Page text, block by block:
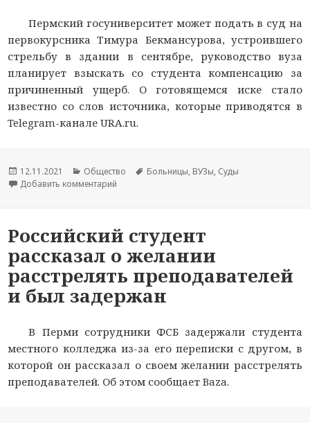
Пермский госуниверситет может подать в суд на
первокурсника Тимура Бекмансурова, устроившего
стрельбу в здании в сентябре, руководство вуза
планирует взыскать со студента компенсацию за
причиненный ущерб. О готовящемся иске стало
известно со слов источника, которые приводятся в
Telegram-канале URA.ru.
Опубликовано
12.11.2021 Рубрики
Общество Метки
Больницы, ВУЗы, Суды
Добавить комментарий
Российский студент
рассказал о желании
расстрелять преподавателей
и был задержан
В Перми сотрудники ФСБ задержали студента
местного колледжа из-за его переписки с другом, в
которой он рассказал о своем желании расстрелять
преподавателей. Об этом сообщает Baza.